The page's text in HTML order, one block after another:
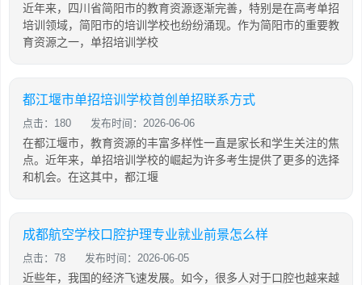
近年来，四川省简阳市的教育资源逐渐完善，特别是在高考单招
培训领域，简阳市的培训学校也纷纷涌现。作为简阳市的重要教
育资源之一，单招培训学校
都江堰市单招培训学校首创单招联系方式
点击：180 发布时间：2026-06-06
在都江堰市，教育资源的丰富多样性一直是家长和学生关注的焦
点。近年来，单招培训学校的崛起为许多考生提供了更多的选择
和机会。在这其中，都江堰
成都航空学校口腔护理专业就业前景怎么样
点击：78 发布时间：2026-06-05
近些年，我国的经济飞速发展。如今，很多人对于口腔也越来越